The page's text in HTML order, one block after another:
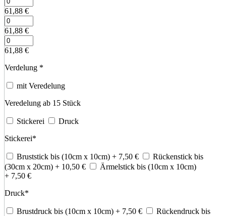
61,88 €
61,88 €
61,88 €
Verdelung *
mit Veredelung
Veredelung ab 15 Stück
Stickerei
Druck
Stickerei*
Bruststick bis (10cm x 10cm) + 7,50 €
Rückenstick bis
(30cm x 20cm) + 10,50 €
Ärmelstick bis (10cm x 10cm)
+ 7,50 €
Druck*
Brustdruck bis (10cm x 10cm) + 7,50 €
Rückendruck bis